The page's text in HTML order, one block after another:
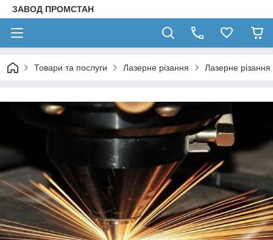
ЗАВОД ПРОМСТАН
Товари та послуги Лазерне різання Лазерне різання